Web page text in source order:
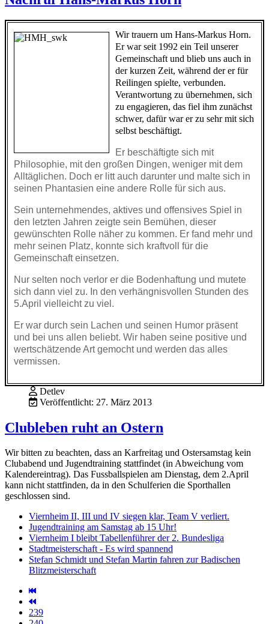
Wir trauern um Hans-Markus Horn.
Er war seit 1992 ein Teil unserer
Gemeinschaft und blieb uns auch in
der kurzen Zeit, während der er für
Reilingen spielte, verbunden.
Verantwortung zu übernehmen, sich
zu engagieren, das fiel ihm zunächst
schwer, dafür war er zu sehr mit sich
selbst beschäftigt.
Er beschäftigte sich mit
Philosophie, mit den großen Dingen, weniger mit dem
Alltäglichen. Doch er litt auch darunter und malte sich in
seinen Phantasien eine andere Rolle für sich aus.
Sein unternehmendes, aktives und offensives Spiel in
den letzten Jahren zeigte sein Bemühen, dieser
gewünschten Rolle näher zu kommen. Er fand mehr und
mehr seinen Platz, konnte sich kraftvoll für die
Gemeinschaft einsetzen.
Nur selten noch verlor er die Bodenhaftung und mutete
sich dann viel zu. In den verhängnisvollen Stunden des
5.April vielleicht zu viel.
Er war durch sein Lachen und seinen Humor präsent
und bei uns allen beliebt. Wir haben seine positive und
wertschätzende Art gemocht und werden das alles
vermissen.
Detlev
Veröffentlicht: 27. März 2013
Clubleben ruht an Ostern
Wir bitten zu beachten, dass an Karfreitag und Ostersamstag kein
Clubabend und Jugendtraining stattfindet (in Abweichung vom
Kalendereintrag). Das Fussballspielen am Dienstag, dem 2.April
kann nicht stattfinden, da in den Schulferien die Sporthallen
geschlossen sind.
Viernheim II, III und IV siegen klar, Team V verliert.
Jugendtraining am Samstag ab 15 Uhr!
Viernheim I bleibt Tabellenführer der 2. Bundesliga
Stadtmeisterschaft - Es wird spannend
Stefan Schmidt und Stefan Martin fahren zur Badischen
Blitzmeisterschaft
239